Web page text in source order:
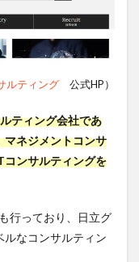
ルティング 公式HP）
ティング会社であ
マネジメントコンサ
ンサルティングを
行っており、日立グ
ルなコンサルティン